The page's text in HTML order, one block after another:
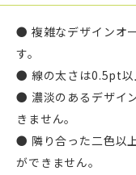
● 複雑なデザインオ
す。
● 線の太さは0.5pt以
● 濃淡のあるデザイ
きません。
● 隣り合った二色以
ができません。